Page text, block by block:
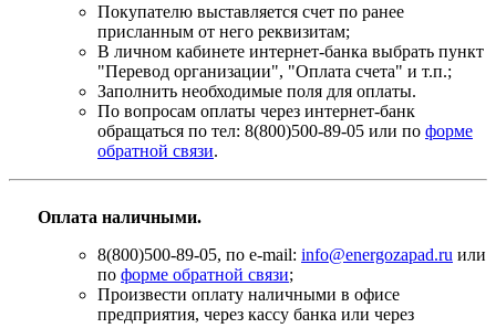
Покупателю выставляется счет по ранее
присланным от него реквизитам;
В личном кабинете интернет-банка выбрать пункт
"Перевод организации", "Оплата счета" и т.п.;
Заполнить необходимые поля для оплаты.
По вопросам оплаты через интернет-банк
обращаться по тел: 8(800)500-89-05 или по форме
обратной связи.
Оплата наличными.
8(800)500-89-05, по e-mail: info@energozapad.ru или
по форме обратной связи;
Произвести оплату наличными в офисе
предприятия, через кассу банка или через